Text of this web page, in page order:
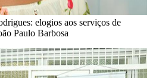
elogios aos serviços de
Paulo Barbosa